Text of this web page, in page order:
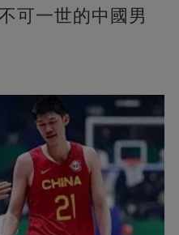
可一世的中國男